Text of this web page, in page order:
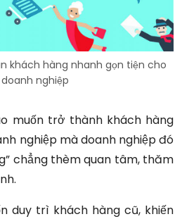
khách hàng nhanh gọn tiện cho
nghiệp
muốn trở thành khách hàng
nghiệp mà doanh nghiệp đó
chẳng thèm quan tâm, thăm
duy trì khách hàng cũ, khiến